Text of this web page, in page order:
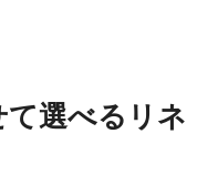
選べるリネ